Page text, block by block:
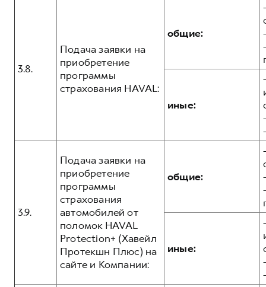
3.8.
Подача заявки на
приобретение
программы
страхования HAVAL:
общие:
иные:
3.9.
Подача заявки на
приобретение
программы
страхования
автомобилей от
поломок HAVAL
Protection+ (Хавейл
Протекшн Плюс) на
сайте и Компании:
общие:
иные: